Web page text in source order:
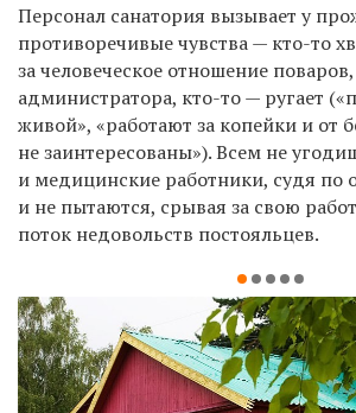
Персонал санатория вызывает у
противоречивые чувства — кто-то
за человеческое отношение
администратора, кто-то — ругает
живой», «работают за копейки и от
не заинтересованы»). Всем не
и медицинские работники, судя по
и не пытаются, срывая за свою
поток недовольств постояльцев.